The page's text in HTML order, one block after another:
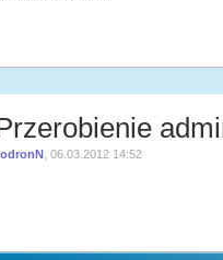
,06.03.2012 14:52